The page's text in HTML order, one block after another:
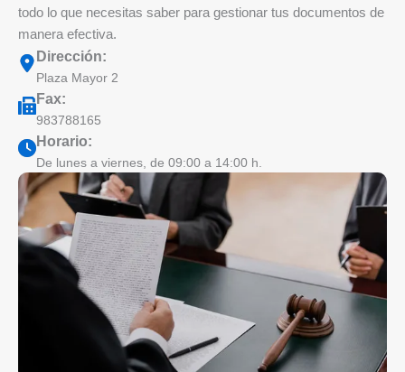
todo lo que necesitas saber para gestionar tus documentos de
manera efectiva.
Dirección:
Plaza Mayor 2
Fax:
983788165
Horario:
De lunes a viernes, de 09:00 a 14:00 h.